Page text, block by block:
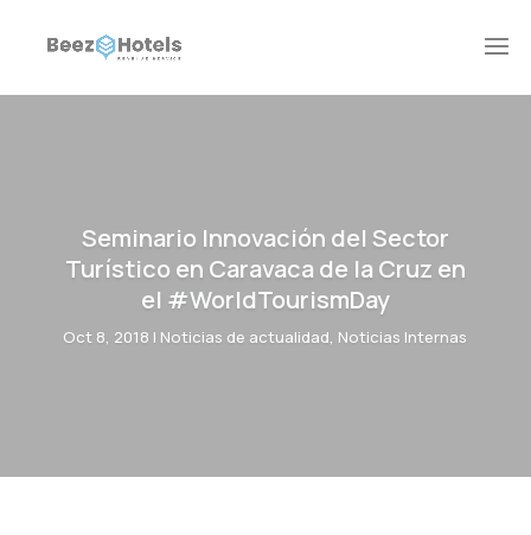
Seminario Innovación del Sector
Turístico en Caravaca de la Cruz en
el #WorldTourismDay
Oct 8, 2018 | Noticias de actualidad, Noticias Internas